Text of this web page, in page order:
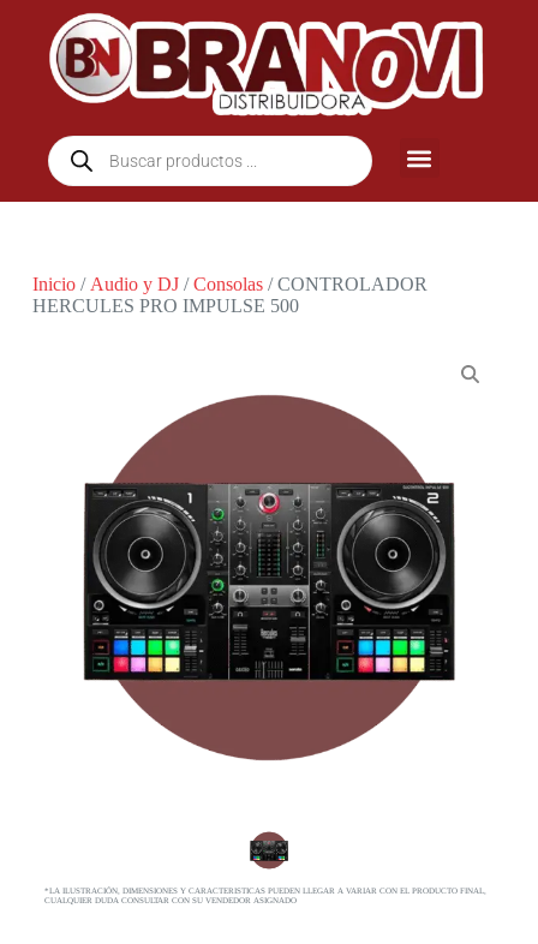
Inicio/ Audio y DJ/Consolas/ CONTROLADOR
HERCULES PRO IMPULSE 500
*LA ILUSTRACIÓN, DIMENSIONES Y CARACTERISTICAS PUEDEN LLEGAR A VARIAR CON EL PRODUCTO FINAL,
CUALQUIER DUDA CONSULTAR CON SU VENDEDOR ASIGNADO